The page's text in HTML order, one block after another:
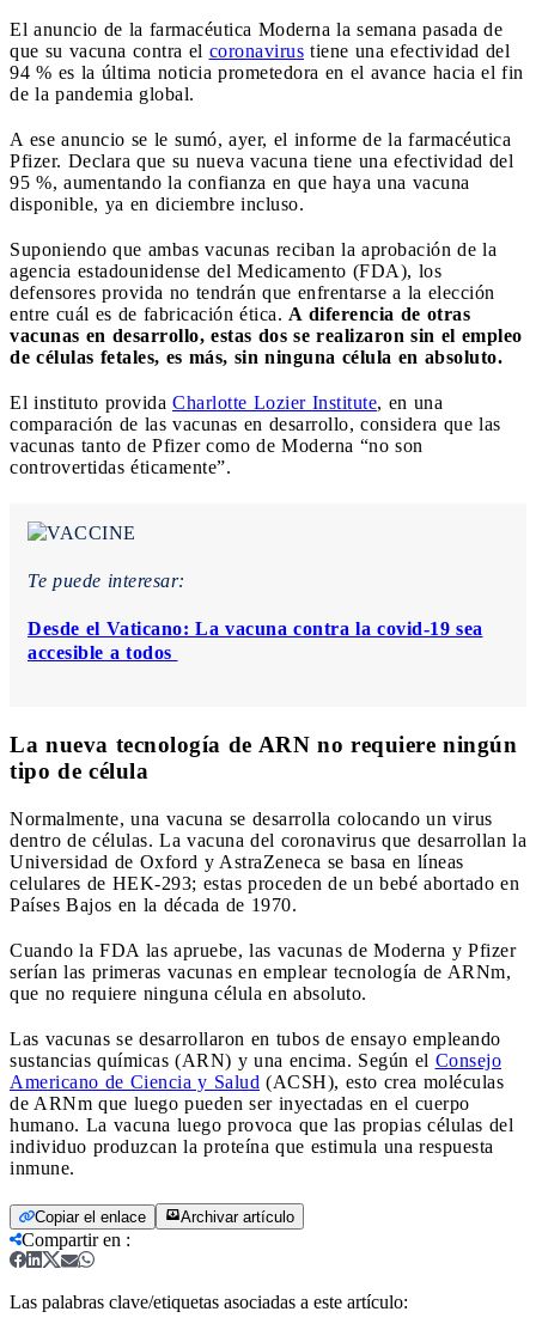
El anuncio de la farmacéutica Moderna la semana pasada de
que su vacuna contra el coronavirus tiene una efectividad del
94 % es la última noticia prometedora en el avance hacia el fin
de la pandemia global.
A ese anuncio se le sumó, ayer, el informe de la farmacéutica
Pfizer. Declara que su nueva vacuna tiene una efectividad del
95 %, aumentando la confianza en que haya una vacuna
disponible, ya en diciembre incluso.
Suponiendo que ambas vacunas reciban la aprobación de la
agencia estadounidense del Medicamento (FDA), los
defensores provida no tendrán que enfrentarse a la elección
entre cuál es de fabricación ética. A diferencia de otras
vacunas en desarrollo, estas dos se realizaron sin el empleo
de células fetales, es más, sin ninguna célula en absoluto.
El instituto provida Charlotte Lozier Institute, en una
comparación de las vacunas en desarrollo, considera que las
vacunas tanto de Pfizer como de Moderna “no son
controvertidas éticamente”.
Te puede interesar:
Desde el Vaticano: La vacuna contra la covid-19 sea
accesible a todos
La nueva tecnología de ARN no requiere ningún
tipo de célula
Normalmente, una vacuna se desarrolla colocando un virus
dentro de células. La vacuna del coronavirus que desarrollan la
Universidad de Oxford y AstraZeneca se basa en líneas
celulares de HEK-293; estas proceden de un bebé abortado en
Países Bajos en la década de 1970.
Cuando la FDA las apruebe, las vacunas de Moderna y Pfizer
serían las primeras vacunas en emplear tecnología de ARNm,
que no requiere ninguna célula en absoluto.
Las vacunas se desarrollaron en tubos de ensayo empleando
sustancias químicas (ARN) y una encima. Según el Consejo
Americano de Ciencia y Salud (ACSH), esto crea moléculas
de ARNm que luego pueden ser inyectadas en el cuerpo
humano. La vacuna luego provoca que las propias células del
individuo produzcan la proteína que estimula una respuesta
inmune.
Copiar el enlace Archivar artículo
Compartir en :
Las palabras clave/etiquetas asociadas a este artículo: